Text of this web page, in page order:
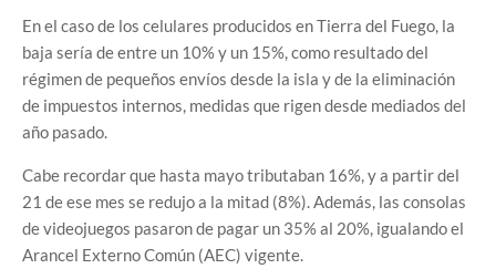
En el caso de los celulares producidos en Tierra del Fuego, la
baja sería de entre un 10% y un 15%, como resultado del
régimen de pequeños envíos desde la isla y de la eliminación
de impuestos internos, medidas que rigen desde mediados del
año pasado.
Cabe recordar que hasta mayo tributaban 16%, y a partir del
21 de ese mes se redujo a la mitad (8%). Además, las consolas
de videojuegos pasaron de pagar un 35% al 20%, igualando el
Arancel Externo Común (AEC) vigente.